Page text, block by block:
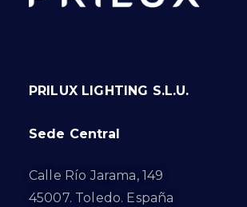
PRILUX LIGHTING S.L.U.
Sede Central
Calle Río Jarama, 149
45007. Toledo. España